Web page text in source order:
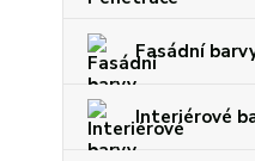
Fasádní
Interiérové